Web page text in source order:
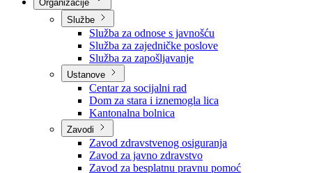
Nadležnosti
Sjednice Vlade
Službe
Služba za odnose s javnošću
Služba za zajedničke poslove
Služba za zapošljavanje
Ustanove
Centar za socijalni rad
Dom za stara i iznemogla lica
Kantonalna bolnica
Zavodi